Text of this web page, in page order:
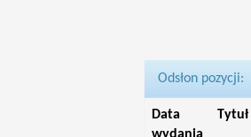
Odsłon pozycji:
Data
Tytuł